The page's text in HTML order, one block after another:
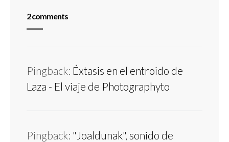
2 comments
Pingback: Éxtasis en el entroido de
Laza - El viaje de Photographyto
Pingback: "Joaldunak", sonido de